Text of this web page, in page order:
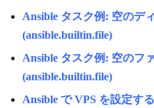
Ansible タスク例: 空のデ
(ansible.builtin.file)
Ansible タスク例: 空のフ
(ansible.builtin.file)
Ansible で VPS を設定す